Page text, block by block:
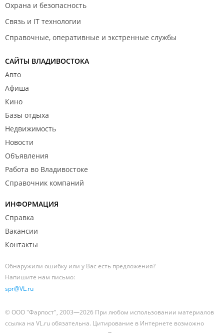
Охрана и безопасность
Связь и IT технологии
Справочные, оперативные и экстренные службы
САЙТЫ ВЛАДИВОСТОКА
Авто
Афиша
Кино
Базы отдыха
Недвижимость
Новости
Объявления
Работа во Владивостоке
Справочник компаний
ИНФОРМАЦИЯ
Справка
Вакансии
Контакты
Обнаружили ошибку или у Вас есть предложения?
Напишите нам письмо:
spr@VL.ru
© ООО "Фарпост", 2003—2026 При любом использовании материалов
ссылка на VL.ru обязательна. Цитирование в Интернете возможно